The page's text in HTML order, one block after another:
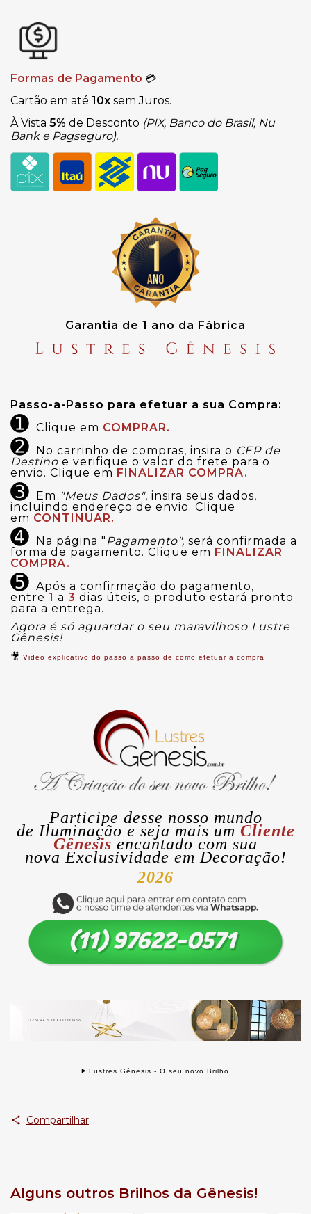
Formas de Pagamento 💳
Cartão em até 10x sem Juros.
À Vista 5% de Desconto (PIX, Banco do Brasil, Nu
Bank e Pagseguro).
Garantia de 1 ano da Fábrica
Passo-a-Passo para efetuar a sua Compra:
➊ Clique em COMPRAR.
➋ No carrinho de compras, insira o CEP de
Destino e verifique o valor do frete para o
envio. Clique em FINALIZAR COMPRA.
➌ Em "Meus Dados", insira seus dados,
incluindo endereço de envio. Clique
em CONTINUAR.
➍ Na página " Pagamento", será confirmada a
forma de pagamento. Clique em FINALIZAR
COMPRA.
➎ Após a confirmação do pagamento,
entre 1 a 3 dias úteis, o produto estará pronto
para a entrega.
Agora é só aguardar o seu maravilhoso Lustre
Gênesis!
🎥 Video explicativo do passo a passo de como efetuar a compra
Participe desse nosso mundo
de Iluminação e seja mais um Cliente
Gênesis encantado com sua
nova Exclusividade em Decoração!
2026
Lustres Gênesis - O seu novo Brilho
Compartilhar
Alguns outros Brilhos da Gênesis!